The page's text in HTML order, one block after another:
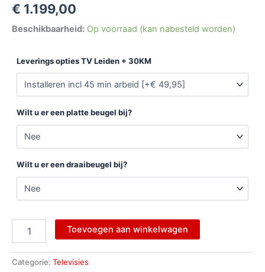
€ 1.199,00
Beschikbaarheid: Op voorraad (kan nabesteld worden)
Leverings opties TV Leiden + 30KM
Wilt u er een platte beugel bij?
Wilt u er een draaibeugel bij?
Toevoegen aan winkelwagen
Categorie: Televisies